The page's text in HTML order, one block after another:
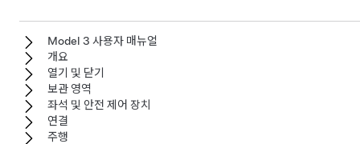
Model 3 사용자 매뉴얼
개요
열기 및 닫기
보관 영역
좌석 및 안전 제어 장치
연결
주행